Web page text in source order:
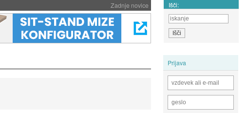
Zadnje novice Išči:
Prijava